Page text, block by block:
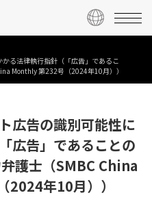
かる法律執行指針（「広告」であるこ
Monthly 第232号（2024年10月））
広告の識別可能性に
広告」であることの
護士（SMBC China
年10月））